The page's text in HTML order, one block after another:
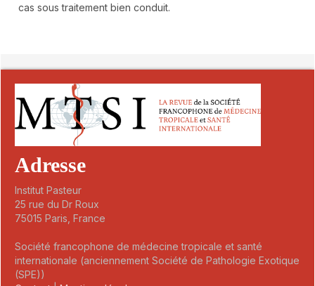
cas sous traitement bien conduit.
Adresse
Institut Pasteur
25 rue du Dr Roux
75015 Paris, France
Société francophone de médecine tropicale et santé
internationale (anciennement Société de Pathologie Exotique
(SPE))